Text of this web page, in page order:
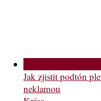
Jak zjistit podtón
neklamou